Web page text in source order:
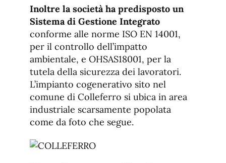
Inoltre la società ha predisposto un
Sistema di Gestione Integrato
conforme alle norme ISO EN 14001,
per il controllo dell’impatto
ambientale, e OHSAS18001, per la
tutela della sicurezza dei lavoratori.
L’impianto cogenerativo sito nel
comune di Colleferro si ubica in area
industriale scarsamente popolata
come da foto che segue.